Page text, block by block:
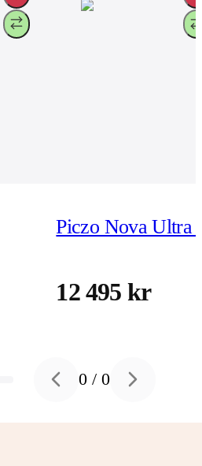
Piczo Nova Ultra
12 495 kr
Previous slide
0 /0 Next slide